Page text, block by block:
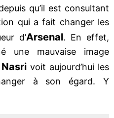
qu’il est consultant
qui a fait changer les
d’Arsenal. En effet,
une mauvaise image
Nasri voit aujourd’hui les
à son égard. Y